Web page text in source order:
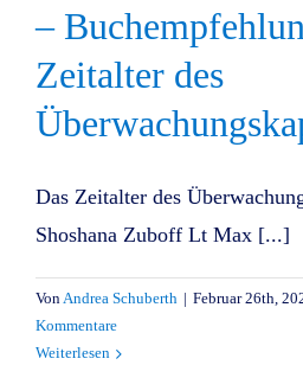
–
Zeitalter des
Das Zeitalter des
Shoshana Zuboff Lt Max [...]
VonAndrea Schuberth | Februar 26th,
Kommentare
Weiterlesen